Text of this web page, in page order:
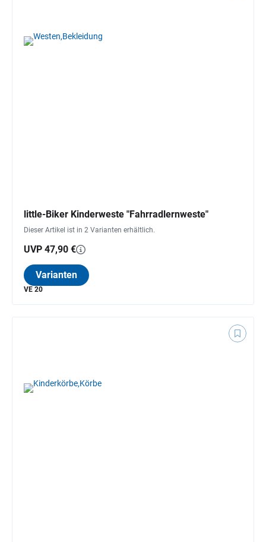
little-Biker Kinderweste "Fahrradlernweste"
Dieser Artikel ist in 2 Varianten erhältlich.
UVP 47,90 €
Varianten
VE 20